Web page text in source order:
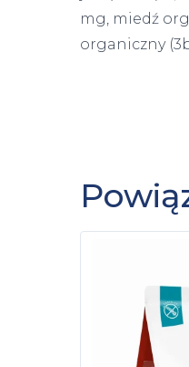
mg, miedź
organiczny